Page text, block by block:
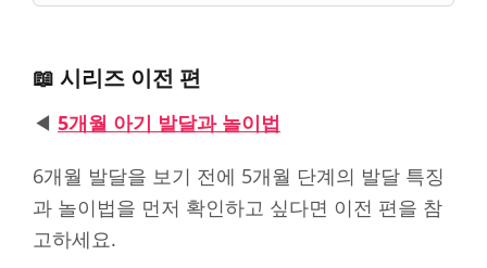
📖 시리즈 이전 편
◀ 5개월 아기 발달과 놀이법
6개월 발달을 보기 전에 5개월 단계의 발달 특징
과 놀이법을 먼저 확인하고 싶다면 이전 편을 참
고하세요.